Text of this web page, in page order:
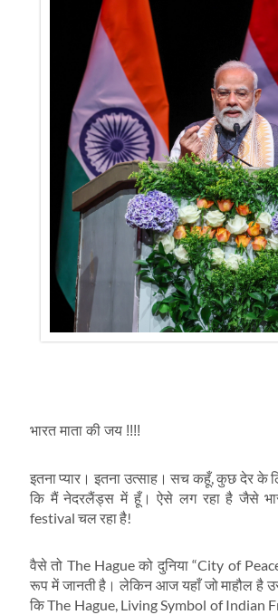
भारत माता की जय !!!!
इतना प्यार। इतना उत्साह। सच कहूँ, कुछ देर के
कि मैं नेदरलैंड्स में हूँ। ऐसे लग रहा है जैसे
festival चल रहा है!
वैसे तो The Hague को दुनिया “City of
रूप में जानती है। लेकिन आज यहाँ जो माहौल है
कि The Hague, Living Symbol of Indian